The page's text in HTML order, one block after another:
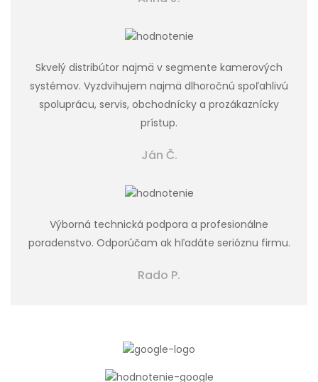
Skvelý distribútor najmä v segmente kamerových
systémov. Vyzdvihujem najmä dlhoročnú spoľahlivú
spoluprácu, servis, obchodnícky a prozákaznícky
prístup.
Ján Č.
Výborná technická podpora a profesionálne
poradenstvo. Odporúčam ak hľadáte serióznu firmu.
Rado P.